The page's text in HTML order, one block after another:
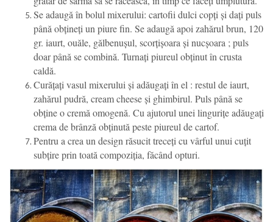
Se adaugă în bolul mixerului: cartofii dulci copți și dați puls
până obțineți un piure fin. Se adaugă apoi zahărul brun, 120
gr. iaurt, ouăle, gălbenușul, scorțișoara și nucșoara ; puls
doar până se combină. Turnați piureul obținut în crusta
caldă.
Curățați vasul mixerului și adăugați în el : restul de iaurt,
zahărul pudră, cream cheese și ghimbirul. Puls până se
obține o cremă omogenă. Cu ajutorul unei lingurițe adăugați
crema de brânză obținută peste piureul de cartof.
Pentru a crea un design răsucit treceți cu vârful unui cuțit
subțire prin toată compoziția, făcând opturi.